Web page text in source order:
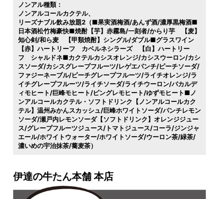
ノンアル種類：
ノンアルコールカクテル
リーズナブル飲み放題2（■果実酒梅酒/あんず酒/濃厚黒梅酒■
日本酒松竹梅豪快■焼酎【芋】赤霧島/一刻者/からり芋 【麦】
知心剣/和ら麦 【甲類焼酎】シングル/ダブル■グラスワイン
【赤】ハートリーフ カベルネシラーズ 【白】ハートリー
フ シャルドネ■カクテルカシスオレンジ/カシスウーロン/カシ
スソーダ/カシスグレープフルーツ/レゲエパンチ/ピーチソーダ/
ファジーネーブル/ピーチグレープフルーツ/ライチオレンジ/ラ
イチグレープフルーツ/ライチソーダ/ライチウーロン/バカルデ
ィモヒート/巨峰モヒート/ピングレモヒート/ゆずモヒート■ノ
ンアルコールカクテル・ソフトドリンク【ノンアルコールカク
テル】温州みかんスカッシュ/巨峰ホワイトソーダ/パンチレモン
ソーダ/瀬戸内レモンソーダ【ソフトドリンク】オレンジジュー
ス/グレープフルーツジュース/トマトジュース/コーラ/ジンジャ
エール/ホワイトウォーター/ホワイトソーダ/ウーロン茶/緑茶/
濃いめの宇治抹茶/蕎麦茶）
伊達の牛たん本舗 本店